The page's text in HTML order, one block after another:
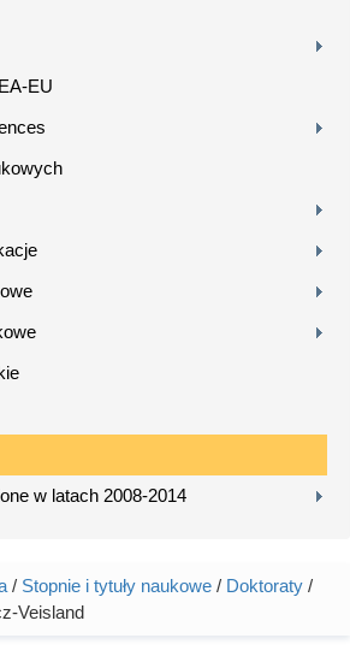
EU
w latach 2008-2014
/ Stopnie i tytuły naukowe / Doktoraty /
Veisland